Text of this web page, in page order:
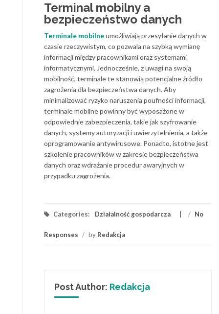
Terminal mobilny a
bezpieczeństwo danych
Terminale mobilneumożliwiają przesyłanie danych w
czasie rzeczywistym, co pozwala na szybką wymianę
informacji między pracownikami oraz systemami
informatycznymi. Jednocześnie, z uwagi na swoją
mobilność, terminale te stanowią potencjalne źródło
zagrożenia dla bezpieczeństwa danych. Aby
minimalizować ryzyko naruszenia poufności informacji,
terminale mobilne powinny być wyposażone w
odpowiednie zabezpieczenia, takie jak szyfrowanie
danych, systemy autoryzacji i uwierzytelnienia, a także
oprogramowanie antywirusowe. Ponadto, istotne jest
szkolenie pracowników w zakresie bezpieczeństwa
danych oraz wdrażanie procedur awaryjnych w
przypadku zagrożenia.
Categories: Działalność gospodarcza / No
Responses / by Redakcja
Post Author: Redakcja